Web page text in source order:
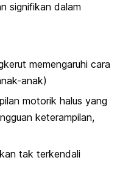
signifikan dalam
memengaruhi cara
anak)
motorik halus yang
keterampilan,
tak terkendali